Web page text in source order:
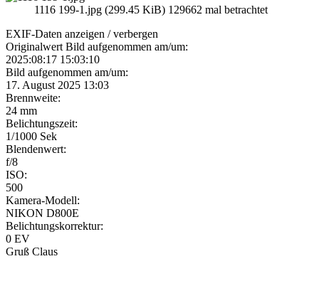
1116 199-1.jpg (299.45 KiB) 129662 mal betrachtet
EXIF-Daten anzeigen / verbergen
Originalwert Bild aufgenommen am/um:
2025:08:17 15:03:10
Bild aufgenommen am/um:
17. August 2025 13:03
Brennweite:
24 mm
Belichtungszeit:
1/1000 Sek
Blendenwert:
f/8
ISO:
500
Kamera-Modell:
NIKON D800E
Belichtungskorrektur:
0 EV
Gruß Claus